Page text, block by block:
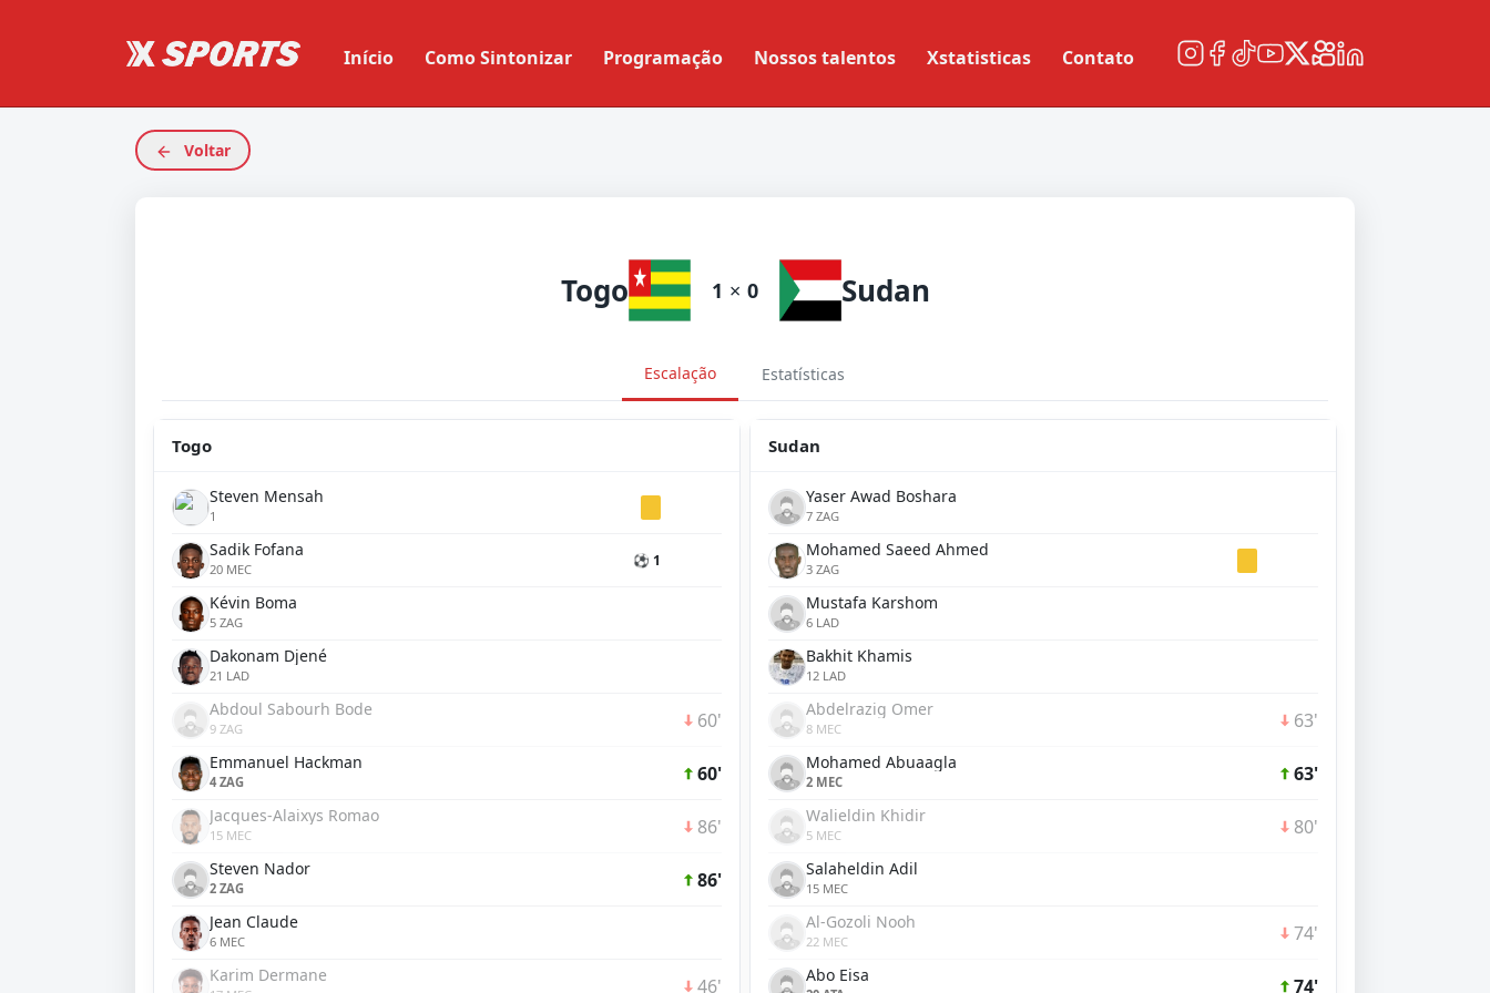
Início Como Sintonizar Programação Nossos talentos Xstatisticas Contato
Voltar
Togo 1 × 0 Sudan
Escalação Estatísticas
Togo
Steven Mensah
1
Sadik Fofana
20 MEC ⚽ 1
Kévin Boma
5 ZAG
Dakonam Djené
21 LAD
Abdoul Sabourh Bode
9 ZAG 60'
Emmanuel Hackman
4 ZAG 60'
Jacques-Alaixys Romao
15 MEC 86'
Steven Nador
2 ZAG 86'
Jean Claude
6 MEC
Karim Dermane 46'
Sudan
Yaser Awad Boshara
7 ZAG
Mohamed Saeed Ahmed
3 ZAG
Mustafa Karshom
6 LAD
Bakhit Khamis
12 LAD
Abdelrazig Omer
8 MEC 63'
Mohamed Abuaagla
2 MEC 63'
Walieldin Khidir
5 MEC 80'
Salaheldin Adil
15 MEC
Al-Gozoli Nooh
22 MEC 74'
Abo Eisa 74'